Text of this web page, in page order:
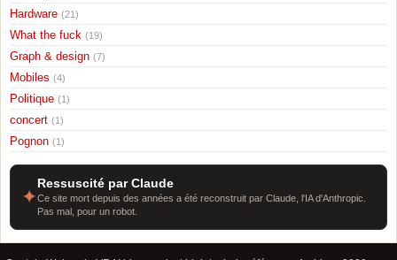
Hardware (21)
What the fuck (19)
Graph & design (7)
Mobiles (4)
Politique (1)
concert (1)
Pognon (1)
✦
Ressuscité par Claude
Ce site mort depuis des années a été reconstruit par Claude, l'IA d'Anthropic.
Pas mal, pour un robot.